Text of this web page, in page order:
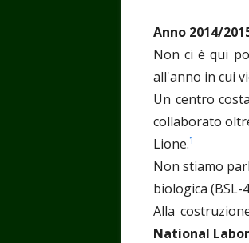
Anno 2014/
Non ci è qui
all'anno in cui
Un centro
collaborato
Lione.1
Non stiamo
biologica (BSL-
Alla
National